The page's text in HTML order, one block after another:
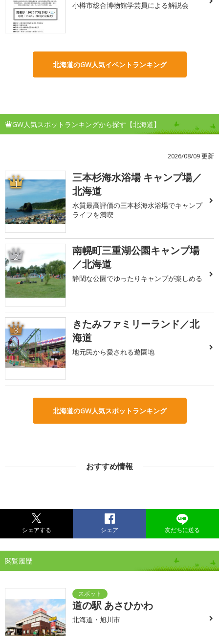
小樽市総合博物館学芸員による解説会
北海道のGW人気イベントランキング
GW人気スポットランキングから探す【北海道】
2026/08/09 更新
1
三本杉海水浴場 キャンプ場／
北海道
水質最高評価の三本杉海水浴場でキャンプ
ライフを満喫
2
南幌町三重湖公園キャンプ場
／北海道
静閑な公園でゆったりキャンプが楽しめる
3
きたみファミリーランド／北
海道
地元民から愛される遊園地
北海道のGW人気スポットランキング
おすすめ情報
シェアする シェア 友だちに送る
閲覧履歴
道の駅 あさひかわ
北海道・旭川市